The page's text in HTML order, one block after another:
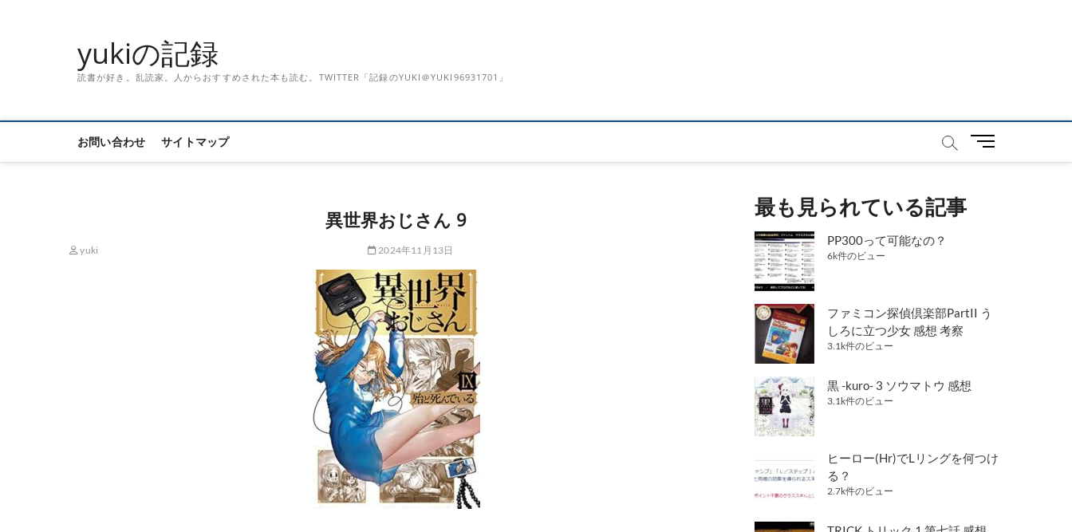
yukiの記録
読書が好き。乱読家。人からおすすめされた本も読む。TWITTER「記録のYUKI＠YUKI96931701」
お問い合わせ サイトマップ
メ
異世界おじさん 9
yuki 2024年11月13日
最も見られている記事
PP300って可能なの？
6k件のビュー
ファミコン探偵倶楽部PartII う
しろに立つ少女 感想 考察
3.1k件のビュー
黒 -kuro- 3 ソウマトウ 感想
3.1k件のビュー
ヒーロー(Hr)でLリングを何つけ
る？
2.7k件のビュー